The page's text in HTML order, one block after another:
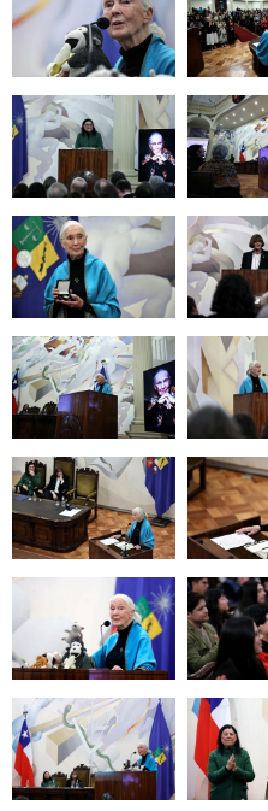
Zoom Zoom
Zoom Zoom
Zoom Zoom
Zoom Zoom
Zoom Zoom
Zoom Zoom